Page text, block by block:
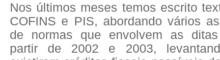
Nos últimos meses temos escrito
COFINS e PIS, abordando vários
de normas que envolvem as
partir de 2002 e 2003,